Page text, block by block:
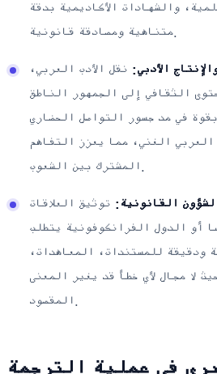
والشهادات الأكاديمية بدقة
متناهية ومصادقة قانونية.
الأدبي: نقل الأدب العربي،
الثقافي إلى الجمهور الناطق
في مد جسور التواصل الحضاري
الغني، مما يعزز التفاهم
المشترك بين الشعوب.
القانونية: توثيق العلاقات
أو الدول الفرانكوفونية يتطلب
ودقيقة للمستندات، المعاهدات،
لا مجال لأي خطأ قد يغير المعنى
المقصود.